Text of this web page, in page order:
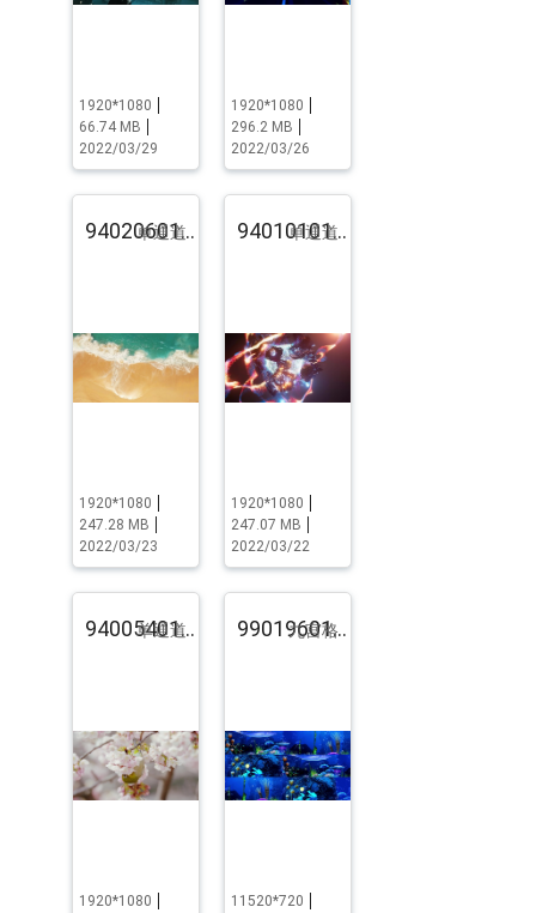
1920*1080
66.74 MB
2022/03/29
1920*1080
296.2 MB
2022/03/26
94020601.pst.zip
单通道
1920*1080
247.28 MB
2022/03/23
94010101.pst.zip
单通道
1920*1080
247.07 MB
2022/03/22
94005401.pst.zip
单通道
1920*1080
99019601.pst.zip
九宫格
11520*720